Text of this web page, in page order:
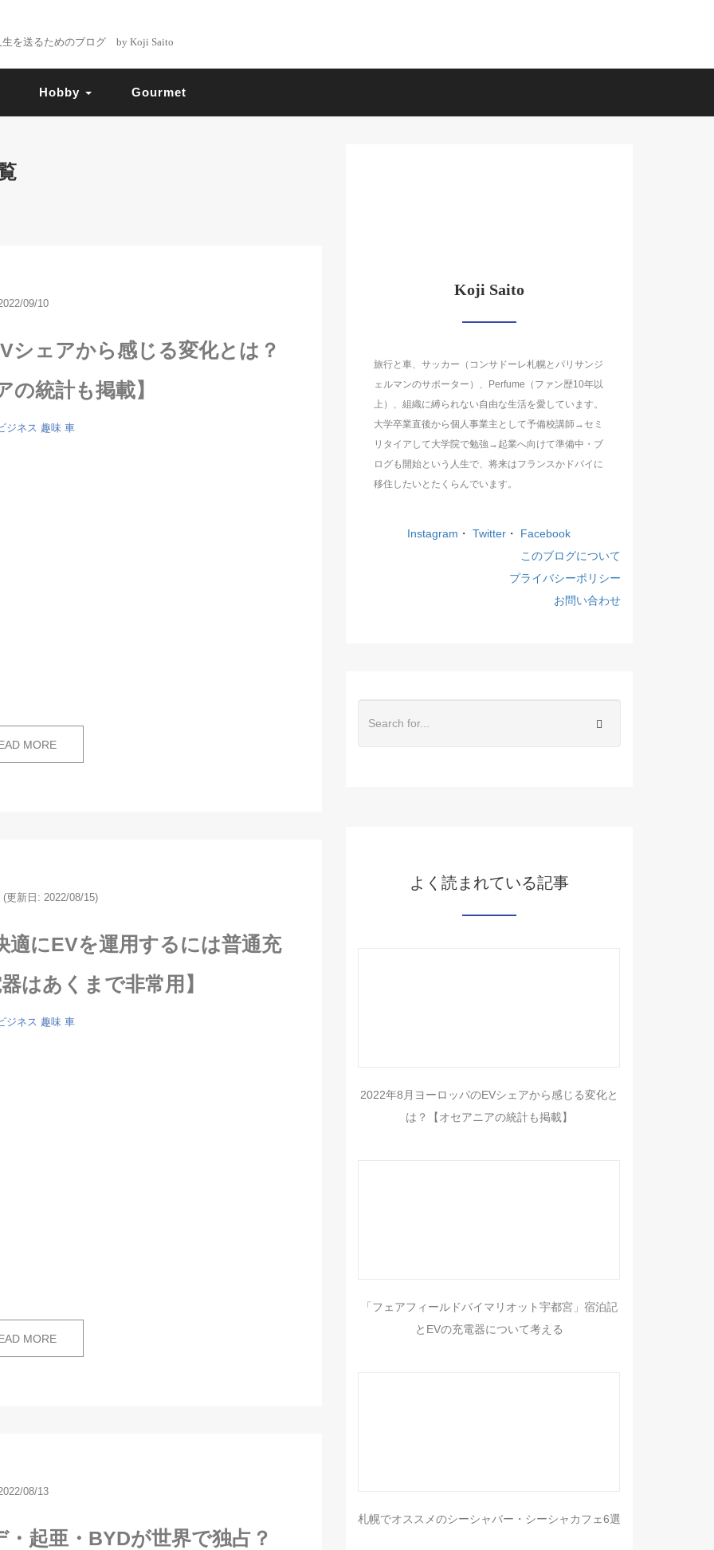
を送るためのブログ by Koji Saito
Hobby Gourmet
09/10
シェアから感じる変化とは？
の統計も掲載】
ジネス 趣味 車
MORE
(更新日: 2022/08/15)
にEVを運用するには普通充
はあくまで非常用】
ジネス 趣味 車
MORE
08/13
起亜・BYDが世界で独占？
Koji Saito
旅行と車、サッカー（コンサドーレ札幌とパリサンジ
ェルマンのサポーター）、Perfume（ファン歴10年以
上）、組織に縛られない自由な生活を愛しています。
大学卒業直後から個人事業主として予備校講師→セミ
リタイアして大学院で勉強→起業へ向けて準備中・ブ
ログも開始という人生で、将来はフランスかドバイに
移住したいとたくらんでいます。
Instagram ・ Twitter ・
Facebook
このブログについて
プライバシーポリシー
お問い合わせ
よく読まれている記事
2022年8月ヨーロッパのEVシェアから感じる変化と
は？【オセアニアの統計も掲載】
「フェアフィールドバイマリオット宇都宮」宿泊記
とEVの充電器について考える
札幌でオススメのシーシャバー・シーシャカフェ6選